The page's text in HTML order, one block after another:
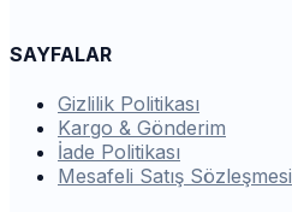
SAYFALAR
Gizlilik Politikası
Kargo & Gönderim
İade Politikası
Mesafeli Satış Sözleşmesi